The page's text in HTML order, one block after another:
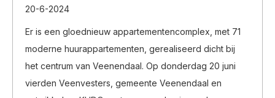
20-6-2024
Er is een gloednieuw appartementencomplex, met 71
moderne huurappartementen, gerealiseerd dicht bij
het centrum van Veenendaal. Op donderdag 20 juni
vierden Veenvesters, gemeente Veenendaal en